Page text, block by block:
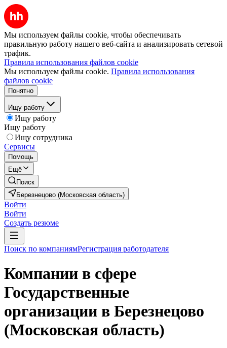
Мы используем файлы cookie, чтобы обеспечивать
правильную работу нашего веб-сайта и анализировать сетевой
трафик.
Правила использования файлов cookie
Мы используем файлы cookie. Правила использования
файлов cookie
Понятно
Ищу работу
Ищу работу
Ищу работу
Ищу сотрудника
Сервисы
Помощь
Ещё
Поиск
Березнецово (Московская область)
Войти
Войти
Создать резюме
Поиск по компаниямРегистрация работодателя
Компании в сфере
Государственные
организации в Березнецово
(Московская область)